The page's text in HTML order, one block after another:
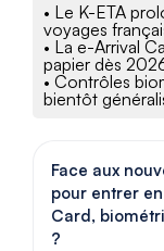
• Le K-ETA
voyages
• La e-Arrival
papier dès
• Contrôles
bientôt
Face aux
pour entrer
Card,
?